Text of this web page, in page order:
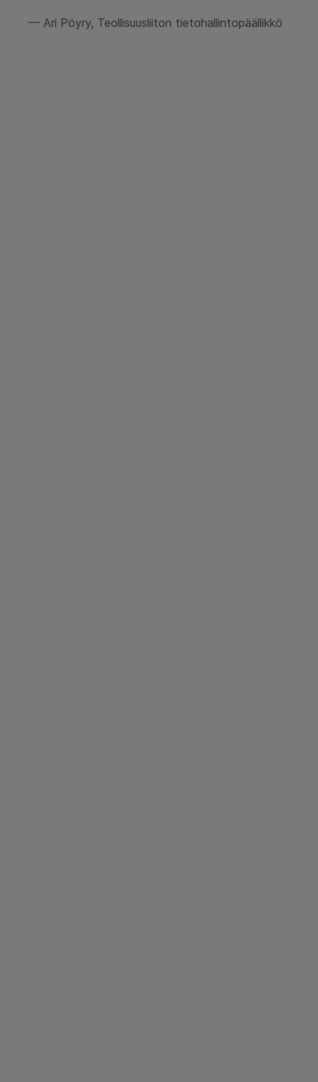
— Ari Pöyry, Teollisuusliiton tietohallintopäällikkö